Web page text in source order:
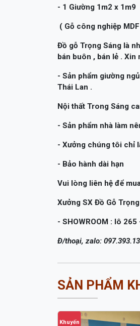
- 1 Giường 1m2 x 1m9
( Gỗ công nghiệp
Đồ gỗ Trọng Sáng là
bán buôn , bán lẻ . Xin
- Sản phẩm giường
Thái Lan .
Nội thất Trong Sáng
- Sản phẩm nhà làm
- Xưởng chúng tôi chỉ
- Bảo hành dài hạn
Vui lòng liên hệ để
Xưởng SX Đồ Gỗ
- SHOWROOM : lô
Đ/thoại, zalo:
SẢN PHẨM
Khuyến